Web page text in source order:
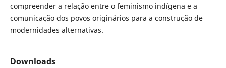
compreender a relação entre o feminismo indígena e a
comunicação dos povos originários para a construção de
modernidades alternativas.
Downloads